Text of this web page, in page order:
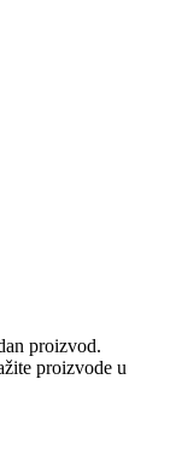
proizvod.
proizvode u